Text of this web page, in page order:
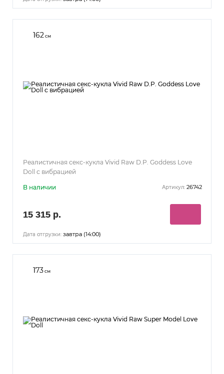
162 см
Реалистичная секс-кукла Vivid Raw D.P. Goddess Love
Doll с вибрацией
В наличии Артикул: 26742
15 315 р.
Дата отгрузки: завтра (14:00)
173см